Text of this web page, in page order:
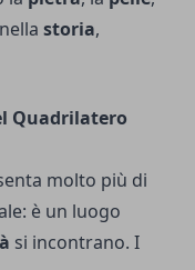
storia,
Quadrilatero
molto più di
è un luogo
si incontrano. I